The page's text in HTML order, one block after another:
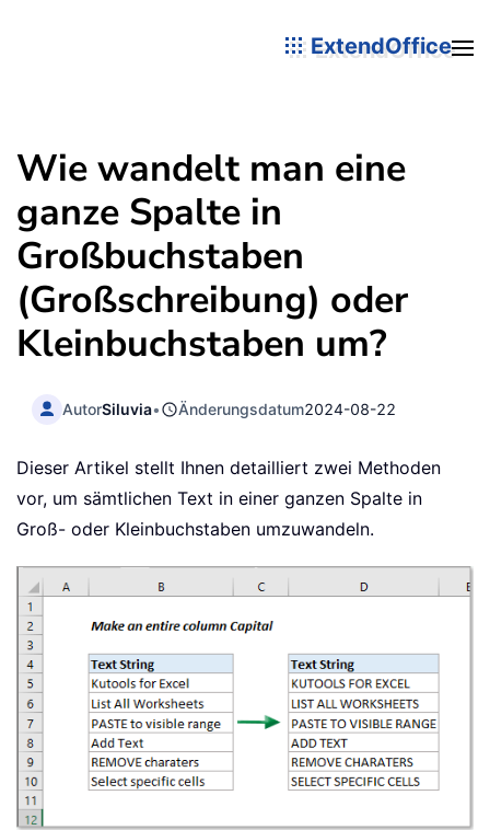
ExtendOffice
Wie wandelt man eine
ganze Spalte in
Großbuchstaben
(Großschreibung) oder
Kleinbuchstaben um?
AutorSiluvia• Änderungsdatum2024-08-22
Dieser Artikel stellt Ihnen detailliert zwei Methoden
vor, um sämtlichen Text in einer ganzen Spalte in
Groß- oder Kleinbuchstaben umzuwandeln.